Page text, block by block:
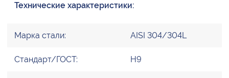
Технические характеристики:
Марка стали: AISI 304/304L
Стандарт/ГОСТ: H9